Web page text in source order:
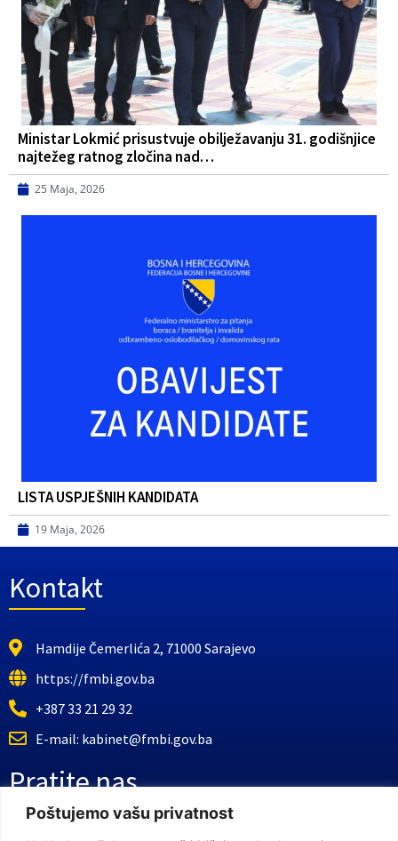
Poštujemo vašu privatnost
Ministar Lokmić prisustvuje obilježavanju 31. godišnjice
najtežeg ratnog zločina nad…
25 Maja, 2026
LISTA USPJEŠNIH KANDIDATA
19 Maja, 2026
Kontakt
Hamdije Čemerlića 2, 71000 Sarajevo
https://fmbi.gov.ba
+387 33 21 29 32
E-mail: kabinet@fmbi.gov.ba
Pratite nas